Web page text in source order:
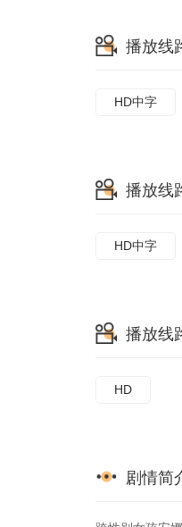
播放线
HD中字
播放线
HD中字
播放线
HD
剧情简